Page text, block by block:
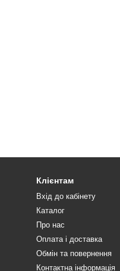
Клієнтам
Вхід до кабінету
Каталог
Про нас
Оплата і доставка
Обмін та повернення
Контактна інформація